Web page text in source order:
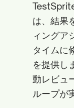
は、結果
ィングア
タイムに
を提供し
動レビュ
ループが